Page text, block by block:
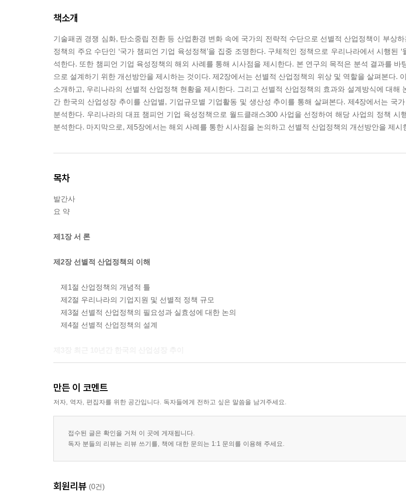
책소개
기술패권 경쟁 심화, 탄소중립 전환 등 산업환경 변화 속에 국가의 전략적 수단으로 선별적 산업정책이 부상
정책의 주요 수단인 ‘국가 챔피언 기업 육성정책’을 집중 조명한다. 구체적인 정책으로 우리나라에서 시행된 ‘
석한다. 또한 챔피언 기업 육성정책의 해외 사례를 통해 시사점을 제시한다. 본 연구의 목적은 분석 결과를 바
으로 설계하기 위한 개선방안을 제시하는 것이다. 제2장에서는 선별적 산업정책의 위상 및 역할을 살펴본다.
소개하고, 우리나라의 선별적 산업정책 현황을 제시한다. 그리고 선별적 산업정책의 효과와 설계방식에 대해
간 한국의 산업성장 추이를 산업별, 기업규모별 기업활동 및 생산성 추이를 통해 살펴본다. 제4장에서는 국
분석한다. 우리나라의 대표 챔피언 기업 육성정책으로 월드클래스300 사업을 선정하여 해당 사업의 정책 시
분석한다. 마지막으로, 제5장에서는 해외 사례를 통한 시사점을 논의하고 선별적 산업정책의 개선방안을 제시
목차
발간사
요 약
제1장 서 론
제2장 선별적 산업정책의 이해
제1절 산업정책의 개념적 틀
제2절 우리나라의 기업지원 및 선별적 정책 규모
제3절 선별적 산업정책의 필요성과 실효성에 대한 논의
제4절 선별적 산업정책의 설계
제2절 산업별 성장동학
제3절 기업규모별 성장동학
제2절 실증분석 방법
만든 이 코멘트
저자, 역자, 편집자를 위한 공간입니다. 독자들에게 전하고 싶은 말씀을 남겨주세요.
접수된 글은 확인을 거쳐 이 곳에 게재됩니다.
독자 분들의 리뷰는 리뷰 쓰기를, 책에 대한 문의는 1:1 문의를 이용해 주세요.
회원리뷰 (0건)